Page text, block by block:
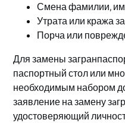
Смена фамилии‚
Утрата или кража
Порча или
Для замены
паспортный стол или
необходимым набором
заявление на замену
удостоверяющий